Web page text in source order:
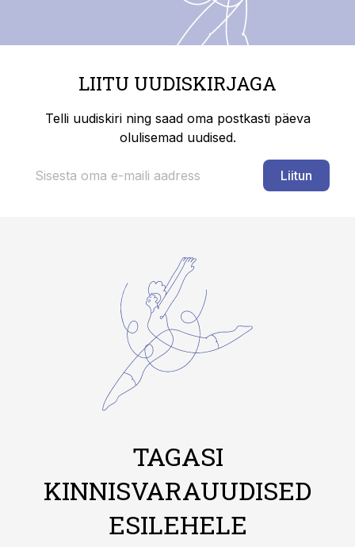
LIITU UUDISKIRJAGA
Telli uudiskiri ning saad oma postkasti päeva
olulisemad uudised.
Liitun
TAGASI
KINNISVARAUUDISED
ESILEHELE